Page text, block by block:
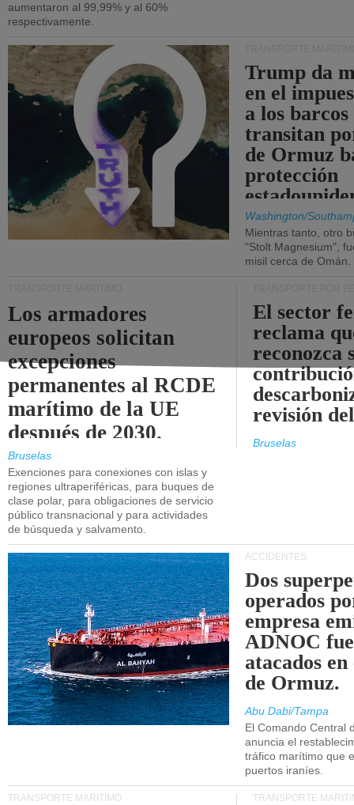
aumentaron al 99,99% y al 60%
respectivamente.
Trump da
en el
a los barcos
transitan
de Ormuz
protección
Washington/
Mientras tanto, otro
"Stolt Magnesium",
misil cerca de Omán.
Los armadores
europeos solicitan
excepciones
permanentes al RCDE
marítimo de la UE
después de 2030.
Bruselas
Exenciones para conexiones con islas y
regiones ultraperiféricas, para buques de
clase polar, para obligaciones de servicio
público transnacional y para actividades
de búsqueda y salvamento.
El sector
reclama
reconozca
revisión
Bruselas
ACCIDENTES
Dos
operados
empresa
ADNOC
atacados
de Ormuz.
Abu Dabi/Tampa
El Comando Central
anuncia el
tráfico marítimo que
puertos iraníes.
TRANSPORTE MARÍTIMO TRANSPORTE